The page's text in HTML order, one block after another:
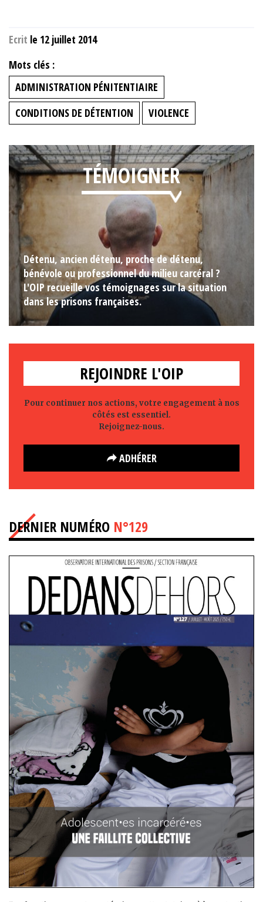
Ecrit le 12 juillet 2014
Mots clés :
ADMINISTRATION PÉNITENTIAIRE
CONDITIONS DE DÉTENTION
VIOLENCE
TÉMOIGNER
Détenu, ancien détenu, proche de détenu,
bénévole ou professionnel du milieu carcéral ?
L'OIP recueille vos témoignages sur la situation
dans les prisons françaises.
REJOINDRE L'OIP
Pour continuer nos actions, votre engagement à nos
côtés est essentiel.
Rejoignez-nous.
ADHÉRER
DERNIER NUMÉRO N°129